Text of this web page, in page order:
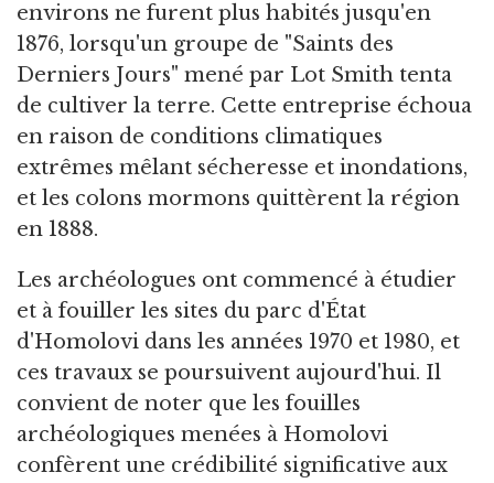
environs ne furent plus habités jusqu'en
1876, lorsqu'un groupe de "Saints des
Derniers Jours" mené par Lot Smith tenta
de cultiver la terre. Cette entreprise échoua
en raison de conditions climatiques
extrêmes mêlant sécheresse et inondations,
et les colons mormons quittèrent la région
en 1888.
Les archéologues ont commencé à étudier
et à fouiller les sites du parc d'État
d'Homolovi dans les années 1970 et 1980, et
ces travaux se poursuivent aujourd'hui. Il
convient de noter que les fouilles
archéologiques menées à Homolovi
confèrent une crédibilité significative aux